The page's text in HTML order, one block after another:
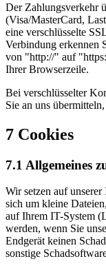
Der Zahlungsverkehr
(Visa/MasterCard,
eine verschlüsselte
Verbindung erkennen
von "http://" auf
Ihrer Browserzeile.
Bei verschlüsselter
Sie an uns
7 Cookies
7.1 Allgemeines
Wir setzen auf
sich um kleine
auf Ihrem IT-System
werden, wenn Sie
Endgerät keinen
sonstige